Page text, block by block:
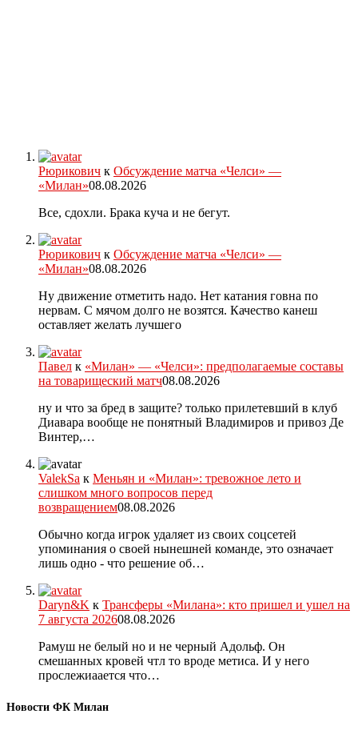
Рюрикович к Обсуждение матча «Челси» —
«Милан»08.08.2026
Все, сдохли. Брака куча и не бегут.
Рюрикович к Обсуждение матча «Челси» —
«Милан»08.08.2026
Ну движение отметить надо. Нет катания говна по
нервам. С мячом долго не возятся. Качество канеш
оставляет желать лучшего
Павел к «Милан» — «Челси»: предполагаемые составы
на товарищеский матч08.08.2026
ну и что за бред в защите? только прилетевший в клуб
Диавара вообще не понятный Владимиров и привоз Де
Винтер,…
ValekSa к Меньян и «Милан»: тревожное лето и
слишком много вопросов перед
возвращением08.08.2026
Обычно когда игрок удаляет из своих соцсетей
упоминания о своей нынешней команде, это означает
лишь одно - что решение об…
Daryn&K к Трансферы «Милана»: кто пришел и ушел на
7 августа 202608.08.2026
Рамуш не белый но и не черный Адольф. Он
смешанных кровей чтл то вроде метиса. И у него
прослежиаается что…
Новости ФК Милан